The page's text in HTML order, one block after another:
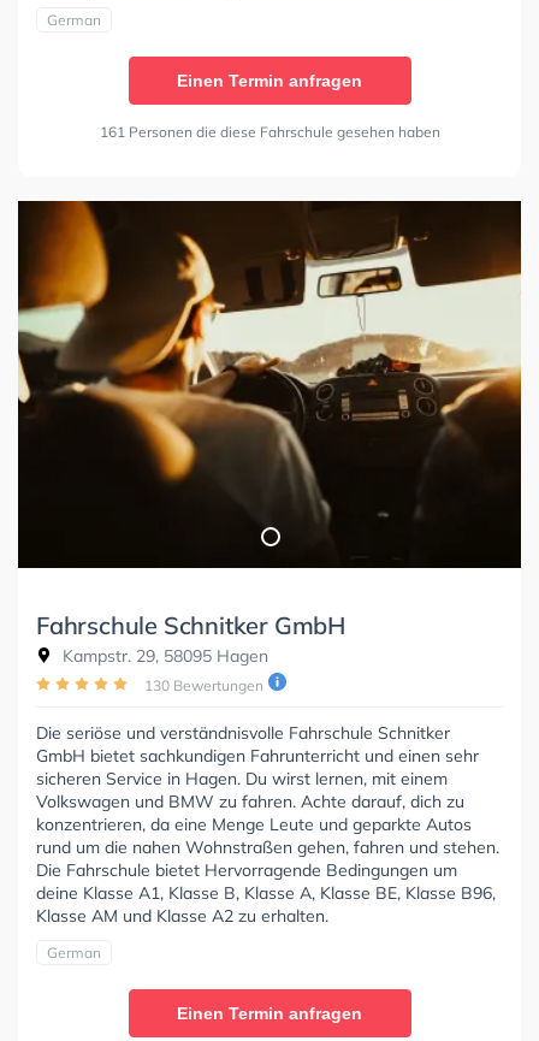
German
Einen Termin anfragen
161 Personen die diese Fahrschule gesehen haben
Fahrschule Schnitker GmbH
Kampstr. 29, 58095 Hagen
130 Bewertungen
Die seriöse und verständnisvolle Fahrschule Schnitker
GmbH bietet sachkundigen Fahrunterricht und einen sehr
sicheren Service in Hagen. Du wirst lernen, mit einem
Volkswagen und BMW zu fahren. Achte darauf, dich zu
konzentrieren, da eine Menge Leute und geparkte Autos
rund um die nahen Wohnstraßen gehen, fahren und stehen.
Die Fahrschule bietet Hervorragende Bedingungen um
deine Klasse A1, Klasse B, Klasse A, Klasse BE, Klasse B96,
Klasse AM und Klasse A2 zu erhalten.
German
Einen Termin anfragen